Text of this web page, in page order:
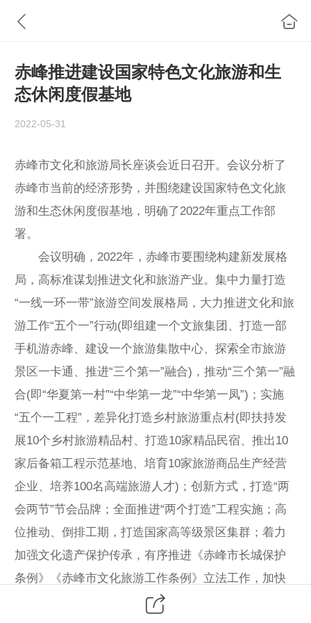
赤峰推进建设国家特色文化旅游和生
态休闲度假基地
2022-05-31
赤峰市文化和旅游局长座谈会近日召开。会议分析了
赤峰市当前的经济形势，并围绕建设国家特色文化旅
游和生态休闲度假基地，明确了2022年重点工作部
署。
会议明确，2022年，赤峰市要围绕构建新发展格
局，高标准谋划推进文化和旅游产业。集中力量打造
“一线一环一带”旅游空间发展格局，大力推进文化和旅
游工作“五个一”行动(即组建一个文旅集团、打造一部
手机游赤峰、建设一个旅游集散中心、探索全市旅游
景区一卡通、推进“三个第一”融合)，推动“三个第一”融
合(即“华夏第一村”“中华第一龙”“中华第一凤”)；实施
“五个一工程”，差异化打造乡村旅游重点村(即扶持发
展10个乡村旅游精品村、打造10家精品民宿、推出10
家后备箱工程示范基地、培育10家旅游商品生产经营
企业、培养100名高端旅游人才)；创新方式，打造“两
会两节”节会品牌；全面推进“两个打造”工程实施；高
位推动、倒排工期，打造国家高等级景区集群；着力
加强文化遗产保护传承，有序推进《赤峰市长城保护
条例》《赤峰市文化旅游工作条例》立法工作，加快
构建完备的文化和旅游领域法律规范体系，推进文化